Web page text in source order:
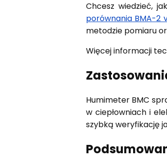
Chcesz wiedzieć,
porównania BMA-2
metodzie pomiaru
Więcej informacji
Humimeter BMC
w ciepłowniach i
szybką weryfikację